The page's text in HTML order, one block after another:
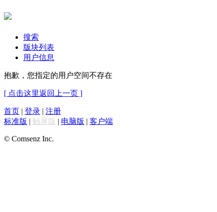
搜索
版块列表
用户信息
抱歉，您指定的用户空间不存在
[ 点击这里返回上一页 ]
首页 | 登录 | 注册
标准版 | 触屏版 | 电脑版 | 客户端
© Comsenz Inc.